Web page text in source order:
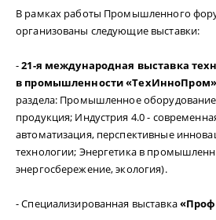
В рамках работы Промышленного
организованы следующие выставки:
-21-я международная выставка
в промышленности «ТехИнноПром»
раздела: Промышленное
продукция; Индустрия 4.0 -
автоматизация, перспективные
технологии; Энергетика в
энергосбережение, экология).
- Специализированная выставка